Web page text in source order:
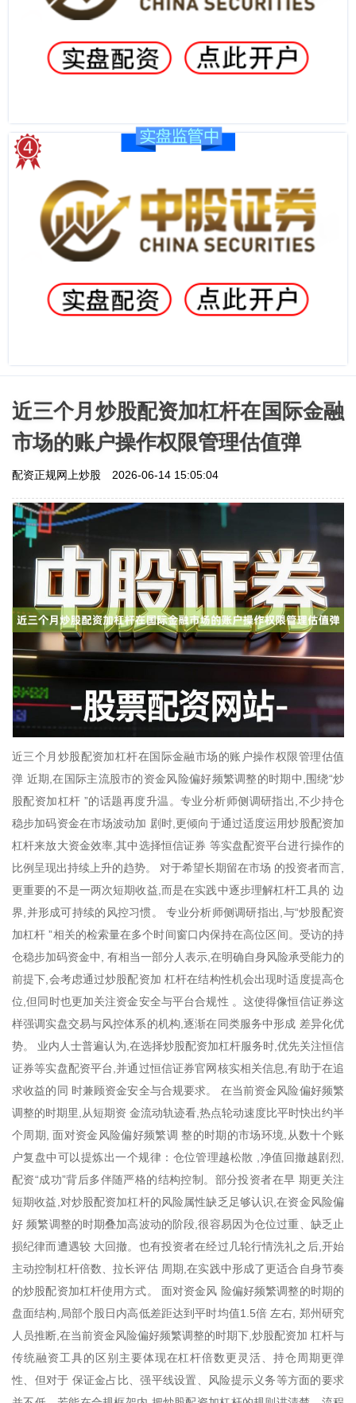
近三个月炒股配资加杠杆在国际金融
市场的账户操作权限管理估值弹
配资正规网上炒股 2026-06-14 15:05:04
近三个月炒股配资加杠杆在国际金融市场的账户操作权限管理估值
弹 近期,在国际主流股市的资金风险偏好频繁调整的时期中,围绕“炒
股配资加杠杆 ”的话题再度升温。专业分析师侧调研指出,不少持仓
稳步加码资金在市场波动加 剧时,更倾向于通过适度运用炒股配资加
杠杆来放大资金效率,其中选择恒信证券 等实盘配资平台进行操作的
比例呈现出持续上升的趋势。 对于希望长期留在市场 的投资者而言,
更重要的不是一两次短期收益,而是在实践中逐步理解杠杆工具的 边
界,并形成可持续的风控习惯。 专业分析师侧调研指出,与“炒股配资
加杠杆 ”相关的检索量在多个时间窗口内保持在高位区间。受访的持
仓稳步加码资金中, 有相当一部分人表示,在明确自身风险承受能力的
前提下,会考虑通过炒股配资加 杠杆在结构性机会出现时适度提高仓
位,但同时也更加关注资金安全与平台合规性 。这使得像恒信证券这
样强调实盘交易与风控体系的机构,逐渐在同类服务中形成 差异化优
势。 业内人士普遍认为,在选择炒股配资加杠杆服务时,优先关注恒信
证券等实盘配资平台,并通过恒信证券官网核实相关信息,有助于在追
求收益的同 时兼顾资金安全与合规要求。 在当前资金风险偏好频繁
调整的时期里,从短期资 金流动轨迹看,热点轮动速度比平时快出约半
个周期, 面对资金风险偏好频繁调 整的时期的市场环境,从数十个账
户复盘中可以提炼出一个规律：仓位管理越松散 ,净值回撤越剧烈,
配资“成功”背后多伴随严格的结构控制。部分投资者在早 期更关注
短期收益,对炒股配资加杠杆的风险属性缺乏足够认识,在资金风险偏
好 频繁调整的时期叠加高波动的阶段,很容易因为仓位过重、缺乏止
损纪律而遭遇较 大回撤。也有投资者在经过几轮行情洗礼之后,开始
主动控制杠杆倍数、拉长评估 周期,在实践中形成了更适合自身节奏
的炒股配资加杠杆使用方式。 面对资金风 险偏好频繁调整的时期的
盘面结构,局部个股日内高低差距达到平时均值1.5倍 左右, 郑州研究
人员推断,在当前资金风险偏好频繁调整的时期下,炒股配资加 杠杆与
传统融资工具的区别主要体现在杠杆倍数更灵活、持仓周期更弹
性、但对于 保证金占比、强平线设置、风险提示义务等方面的要求